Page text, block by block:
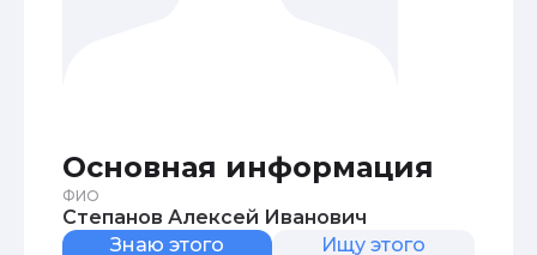
Основная информация
ФИО
Степанов Алексей Иванович
Знаю этого
Ищу этого